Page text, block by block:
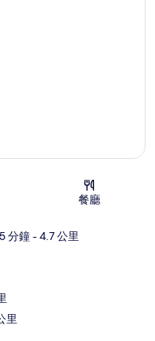
餐廳
分鐘- 4.7 公里
里